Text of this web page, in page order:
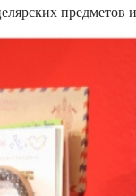
предметов